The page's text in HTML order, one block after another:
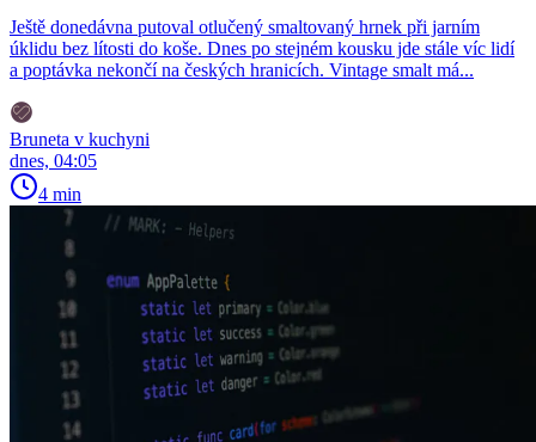
Ještě donedávna putoval otlučený smaltovaný hrnek při jarním
úklidu bez lítosti do koše. Dnes po stejném kousku jde stále víc lidí
a poptávka nekončí na českých hranicích. Vintage smalt má...
Bruneta v kuchyni
dnes, 04:05
4 min